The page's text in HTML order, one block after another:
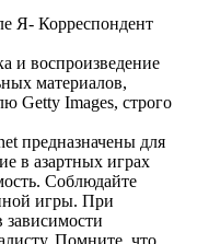
Я- Корреспондент
и воспроизведение
материалов,
Getty Images, строго
предназначены для
в азартных играх
Соблюдайте
игры. При